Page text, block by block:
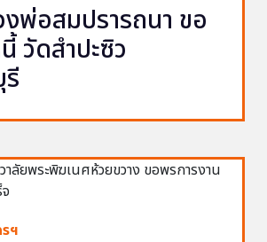
พ่อสมปรารถนา ขอ
วัดสำปะซิว
ฯ